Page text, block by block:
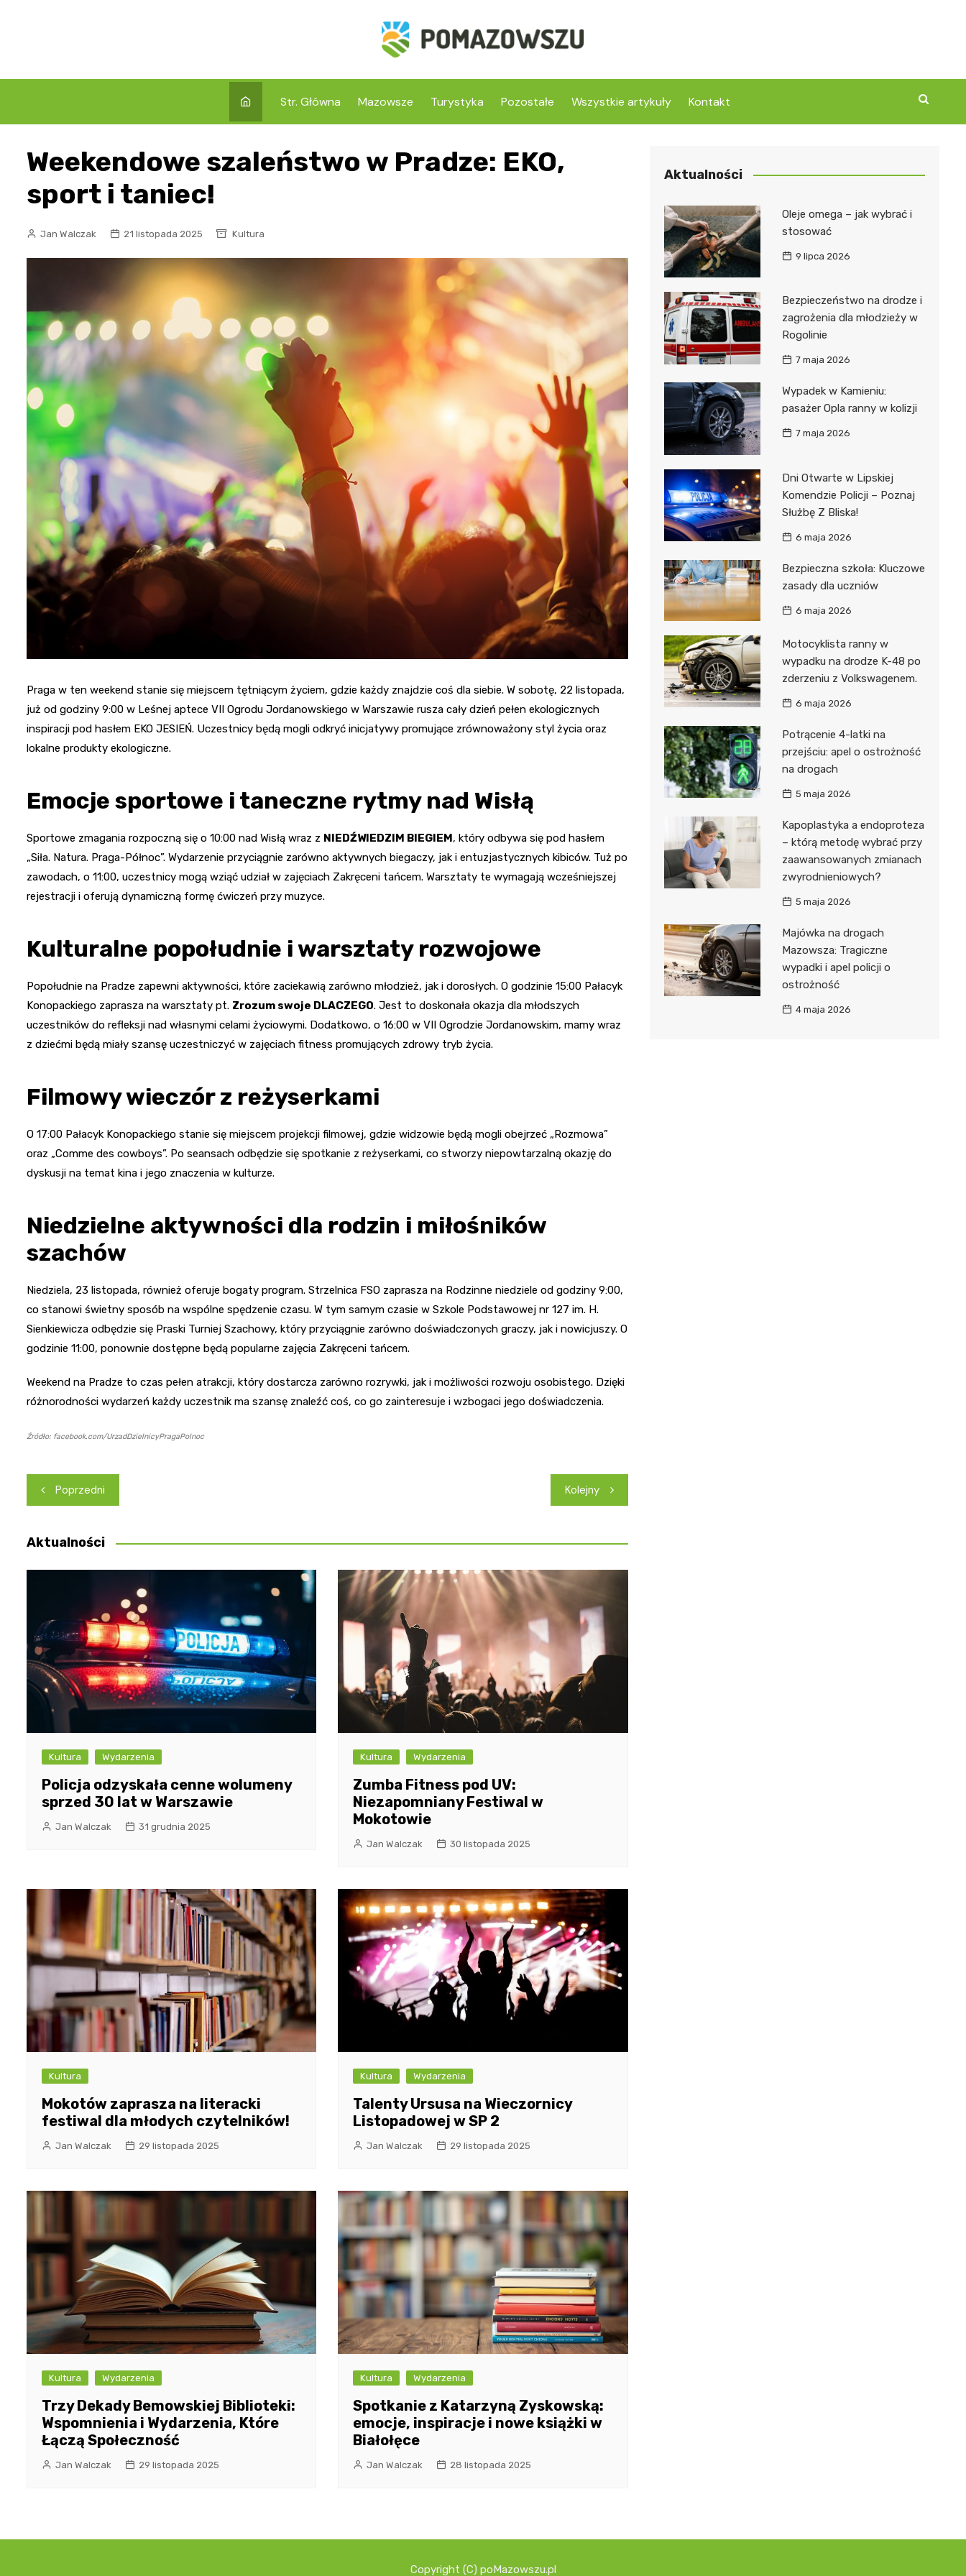
Str. Główna Mazowsze Turystyka Pozostałe Wszystkie artykuły Kontakt
Weekendowe szaleństwo w Pradze: EKO,
sport i taniec!
Jan Walczak 21 listopada 2025 Kultura
Praga w ten weekend stanie się miejscem tętniącym życiem, gdzie każdy znajdzie coś dla siebie. W sobotę, 22 listopada,
już od godziny 9:00 w Leśnej aptece VII Ogrodu Jordanowskiego w Warszawie rusza cały dzień pełen ekologicznych
inspiracji pod hasłem EKO JESIEŃ. Uczestnicy będą mogli odkryć inicjatywy promujące zrównoważony styl życia oraz
lokalne produkty ekologiczne.
Emocje sportowe i taneczne rytmy nad Wisłą
Sportowe zmagania rozpoczną się o 10:00 nad Wisłą wraz z NIEDŹWIEDZIM BIEGIEM , który odbywa się pod hasłem
„Siła. Natura. Praga-Północ”. Wydarzenie przyciągnie zarówno aktywnych biegaczy, jak i entuzjastycznych kibiców. Tuż po
zawodach, o 11:00, uczestnicy mogą wziąć udział w zajęciach Zakręceni tańcem. Warsztaty te wymagają wcześniejszej
rejestracji i oferują dynamiczną formę ćwiczeń przy muzyce.
Kulturalne popołudnie i warsztaty rozwojowe
Popołudnie na Pradze zapewni aktywności, które zaciekawią zarówno młodzież, jak i dorosłych. O godzinie 15:00 Pałacyk
Konopackiego zaprasza na warsztaty pt. Zrozum swoje DLACZEGO. Jest to doskonała okazja dla młodszych
uczestników do refleksji nad własnymi celami życiowymi. Dodatkowo, o 16:00 w VII Ogrodzie Jordanowskim, mamy wraz
z dziećmi będą miały szansę uczestniczyć w zajęciach fitness promujących zdrowy tryb życia.
Filmowy wieczór z reżyserkami
O 17:00 Pałacyk Konopackiego stanie się miejscem projekcji filmowej, gdzie widzowie będą mogli obejrzeć „Rozmowa”
oraz „Comme des cowboys”. Po seansach odbędzie się spotkanie z reżyserkami, co stworzy niepowtarzalną okazję do
dyskusji na temat kina i jego znaczenia w kulturze.
Niedzielne aktywności dla rodzin i miłośników
szachów
Niedziela, 23 listopada, również oferuje bogaty program. Strzelnica FSO zaprasza na Rodzinne niedziele od godziny 9:00,
co stanowi świetny sposób na wspólne spędzenie czasu. W tym samym czasie w Szkole Podstawowej nr 127 im. H.
Sienkiewicza odbędzie się Praski Turniej Szachowy, który przyciągnie zarówno doświadczonych graczy, jak i nowicjuszy. O
godzinie 11:00, ponownie dostępne będą popularne zajęcia Zakręceni tańcem.
Weekend na Pradze to czas pełen atrakcji, który dostarcza zarówno rozrywki, jak i możliwości rozwoju osobistego. Dzięki
różnorodności wydarzeń każdy uczestnik ma szansę znaleźć coś, co go zainteresuje i wzbogaci jego doświadczenia.
Źródło: facebook.com/UrzadDzielnicyPragaPolnoc
Nawigacja
wpisu
Poprzedni Kolejny
Aktualności
Kultura Wydarzenia
Policja odzyskała cenne wolumeny
sprzed 30 lat w Warszawie
Jan Walczak 31 grudnia 2025
Kultura Wydarzenia
Zumba Fitness pod UV:
Niezapomniany Festiwal w
Mokotowie
Jan Walczak 30 listopada 2025
Kultura
Mokotów zaprasza na literacki
festiwal dla młodych czytelników!
Jan Walczak 29 listopada 2025
Kultura Wydarzenia
Talenty Ursusa na Wieczornicy
Listopadowej w SP 2
Jan Walczak 29 listopada 2025
Kultura Wydarzenia
Trzy Dekady Bemowskiej Biblioteki:
Wspomnienia i Wydarzenia, Które
Łączą Społeczność
Jan Walczak 29 listopada 2025
Kultura Wydarzenia
Spotkanie z Katarzyną Zyskowską:
emocje, inspiracje i nowe książki w
Białołęce
Jan Walczak 28 listopada 2025
Aktualności
Oleje omega – jak wybrać i
stosować
9 lipca 2026
Bezpieczeństwo na drodze i
zagrożenia dla młodzieży w
Rogolinie
7 maja 2026
Wypadek w Kamieniu:
pasażer Opla ranny w kolizji
7 maja 2026
Dni Otwarte w Lipskiej
Komendzie Policji – Poznaj
Służbę Z Bliska!
6 maja 2026
Bezpieczna szkoła: Kluczowe
zasady dla uczniów
6 maja 2026
Motocyklista ranny w
wypadku na drodze K-48 po
zderzeniu z Volkswagenem.
6 maja 2026
Potrącenie 4-latki na
przejściu: apel o ostrożność
na drogach
5 maja 2026
Kapoplastyka a endoproteza
– którą metodę wybrać przy
zaawansowanych zmianach
zwyrodnieniowych?
5 maja 2026
Majówka na drogach
Mazowsza: Tragiczne
wypadki i apel policji o
ostrożność
4 maja 2026
Copyright (C) poMazowszu.pl